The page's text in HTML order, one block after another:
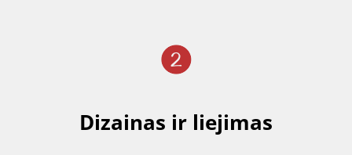
Dizainas ir liejimas